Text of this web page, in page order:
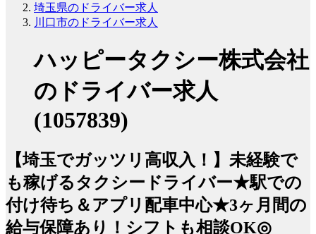
埼玉県のドライバー求人
川口市のドライバー求人
ハッピータクシー株式会社
のドライバー求人
(1057839)
【埼玉でガッツリ高収入！】未経験で
も稼げるタクシードライバー★駅での
付け待ち＆アプリ配車中心★3ヶ月間の
給与保障あり！シフトも相談OK◎